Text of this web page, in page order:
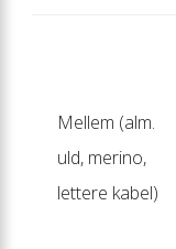
Mellem (alm.
uld, merino,
lettere kabel)